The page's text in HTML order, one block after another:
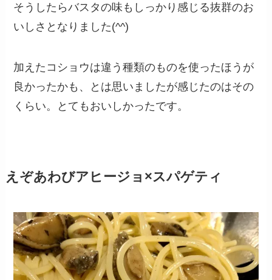
そうしたらバスタの味もしっかり感じる抜群のお
いしさとなりました(^^)
加えたコショウは違う種類のものを使ったほうが
良かったかも、とは思いましたが感じたのはその
くらい。とてもおいしかったです。
えぞあわびアヒージョ×スパゲティ